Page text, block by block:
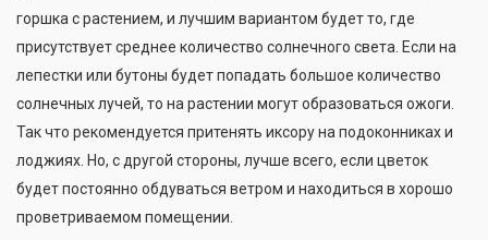
горшка с растением, и лучшим вариантом будет то, где
присутствует среднее количество солнечного света. Если на
лепестки или бутоны будет попадать большое количество
солнечных лучей, то на растении могут образоваться ожоги.
Так что рекомендуется притенять иксору на подоконниках и
лоджиях. Но, с другой стороны, лучше всего, если цветок
будет постоянно обдуваться ветром и находиться в хорошо
проветриваемом помещении.